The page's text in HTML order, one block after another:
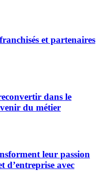
et partenaires
dans le
du métier
leur passion
d’entreprise avec